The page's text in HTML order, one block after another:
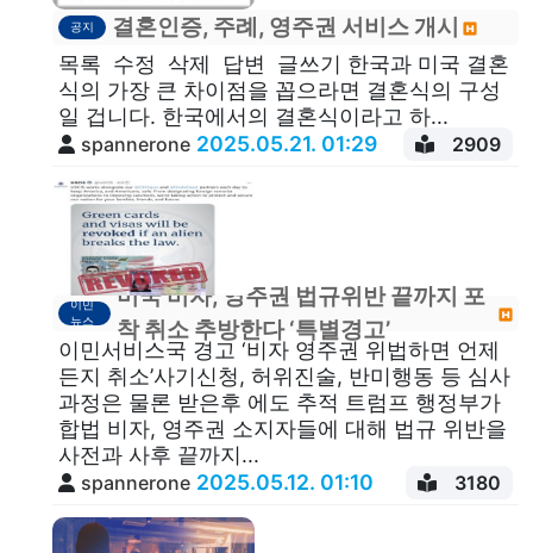
공지 결혼인증, 주례, 영주권 서비스 개시
목록 수정 삭제 답변 글쓰기 한국과 미국 결혼
식의 가장 큰 차이점을 꼽으라면 결혼식의 구성
일 겁니다. 한국에서의 결혼식이라고 하...
spannerone 2025.05.21. 01:29 2909
이민
뉴스
미국 비자, 영주권 법규위반 끝까지 포
착 취소 추방한다 ‘특별경고’
이민서비스국 경고 ‘비자 영주권 위법하면 언제
든지 취소’사기신청, 허위진술, 반미행동 등 심사
과정은 물론 받은후 에도 추적 트럼프 행정부가
합법 비자, 영주권 소지자들에 대해 법규 위반을
사전과 사후 끝까지...
spannerone 2025.05.12. 01:10 3180